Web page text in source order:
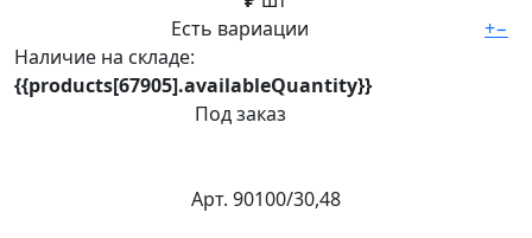
Есть вариации
Наличие на складе:
{{products[67905].availableQuantity}}
Под заказ
+−
Арт. 90100/30,48